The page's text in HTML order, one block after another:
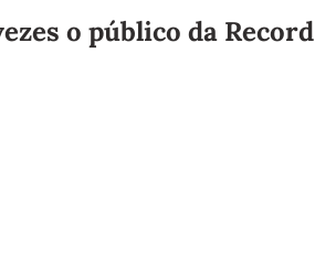
o público da Record